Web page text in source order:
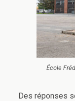
École
Des réponses